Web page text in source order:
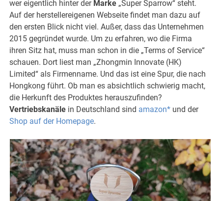
wer eigentlich hinter der Marke „Super Sparrow“ steht.
Auf der herstellereigenen Webseite findet man dazu auf
den ersten Blick nicht viel. Außer, dass das Unternehmen
2015 gegründet wurde. Um zu erfahren, wo die Firma
ihren Sitz hat, muss man schon in die „Terms of Service“
schauen. Dort liest man „Zhongmin Innovate (HK)
Limited“ als Firmenname. Und das ist eine Spur, die nach
Hongkong führt. Ob man es absichtlich schwierig macht,
die Herkunft des Produktes herauszufinden?
Vertriebskanäle in Deutschland sind amazon* und der
Shop auf der Homepage.